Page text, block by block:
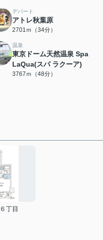
デパート
アトレ秋葉原
2701ｍ（34分）
温泉
東京ドーム天然温泉 Spa
LaQua(スパ ラクーア)
3767ｍ（48分）
丁目